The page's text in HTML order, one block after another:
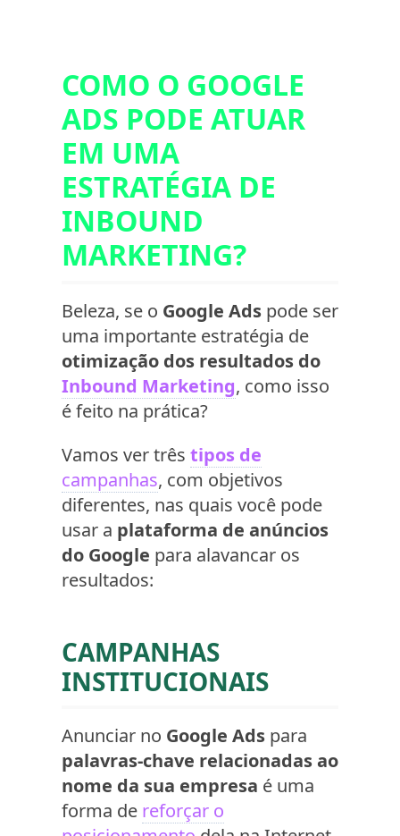
COMO O GOOGLE
ADS PODE ATUAR
EM UMA
ESTRATÉGIA DE
INBOUND
MARKETING?
Beleza, se o Google Ads pode ser
uma importante estratégia de
otimização dos resultados do
Inbound Marketing, como isso
é feito na prática?
Vamos ver três tipos de
campanhas, com objetivos
diferentes, nas quais você pode
usar a plataforma de anúncios
do Google para alavancar os
resultados:
CAMPANHAS
INSTITUCIONAIS
Anunciar no Google Ads para
palavras-chave relacionadas ao
nome da sua empresa é uma
forma de reforçar o